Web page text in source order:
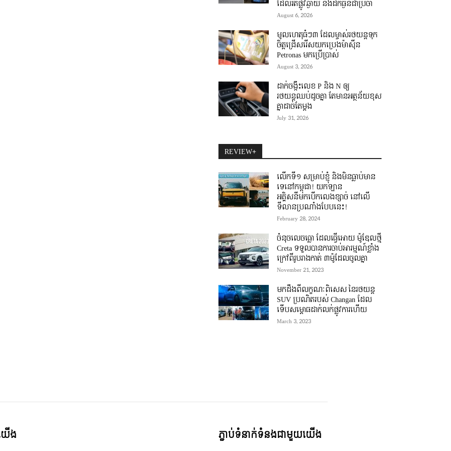
ដែលរត់ផ្លូវឆ្ងាយ និងដឹកធ្ងន់ជាប្រចាំ
August 6, 2026
មូលហេតុធំៗ៣ ដែលម្ចាស់រថយន្តទុក
ចិត្តជ្រើសរើសយកប្រេងម៉ាស៊ីន
Petronas មកប្រើប្រាស់
August 3, 2026
ដាក់ចង្កឹះលេខ P និង N ឲ្យ
រថយន្តឈប់ដូចគ្នា តែមានអត្ថន័យខុស
គ្នាដាច់តែម្តង
July 31, 2026
REVIEW+
លើកទី១ សម្រាប់ខ្ញុំ និងមិនធ្លាប់មាន
ទេនៅកម្ពុជា! យកឡាន
អគ្គិសនីមកបើកលេងខ្សាច់ នៅលើ
ទីលានប្រណាំងបែបនេះ!
February 28, 2024
ចំនុចលេចធ្លោ ដែលធ្វើអោយ ម៉ូឌែលថ្មី
Creta ទទួលបានការចាប់អារម្មណ៍ខ្លាំង
ក្រៅពីរូបរាងកាត់ ៣ម៉ូដែលចូលគ្នា
November 21, 2023
មកដឹងពីលក្ខណៈពិសេស នៃរថយន្ត
SUV ប្រណិតរបស់ Changan ដែល
ទើបសម្ភោធដាក់លក់ផ្លូវការហើយ
March 3, 2023
ើង ភ្ជាប់ទំនាក់ទំនងជាមួយយើង